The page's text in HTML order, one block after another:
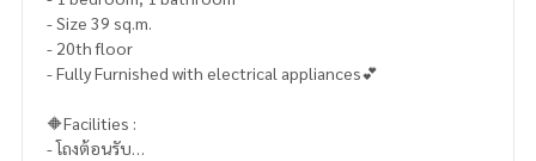
- Size 39 sq.m.
- 20th floor
- Fully Furnished with electrical appliances💕
🔶Facilities :
- โถงต้อนรับ